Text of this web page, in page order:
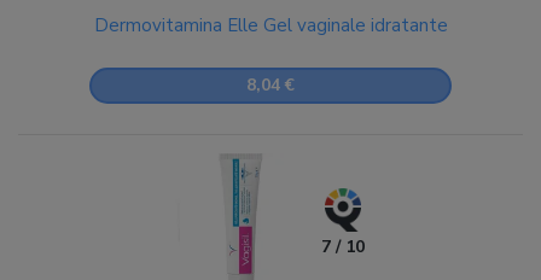
Dermovitamina Elle Gel vaginale idratante
8,04 €
7 / 10